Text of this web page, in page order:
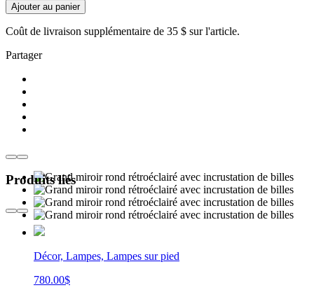
Ajouter au panier
Coût de livraison supplémentaire de 35 $ sur l'article.
Partager
Produits liés
Décor, Lampes, Lampes sur pied
780.00$